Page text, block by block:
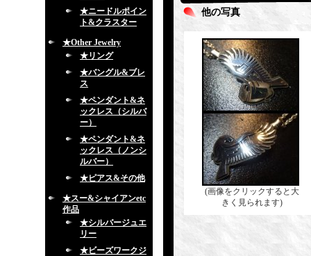
★ニードルポイン
ト&クラスター
★Other Jewelry
★リング
★バングル&ブレ
ス
★ペンダント&ネ
ックレス（シルバ
ー）
★ペンダント&ネ
ックレス（ノンシ
ルバー）
★ピアス&その他
★スー&シャイアンetc
作品
★シルバージュエ
リー
★ビーズワークジ
他の写真
(画像をクリックすると大
きく見られます)